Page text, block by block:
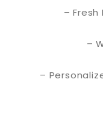
– Fresh
–
–